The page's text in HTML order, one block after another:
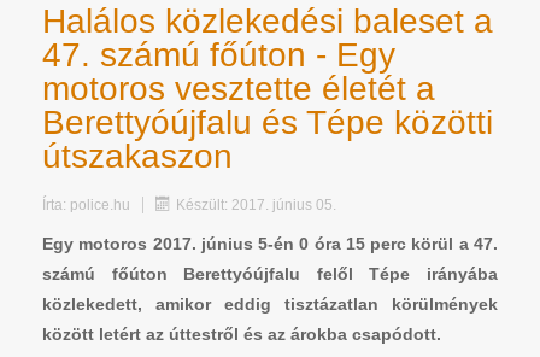
Halálos közlekedési baleset a
47. számú főúton - Egy
motoros vesztette életét a
Berettyóújfalu és Tépe közötti
útszakaszon
Írta: police.hu Készült: 2017. június 05.
Egy motoros 2017. június 5-én 0 óra 15 perc körül a 47.
számú főúton Berettyóújfalu felől Tépe irányába
közlekedett, amikor eddig tisztázatlan körülmények
között letért az úttestről és az árokba csapódott.